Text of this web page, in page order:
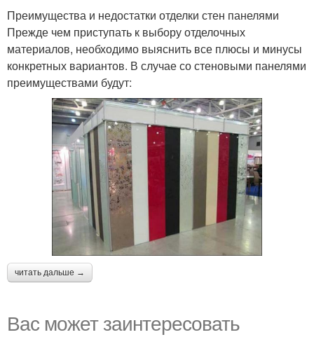
Преимущества и недостатки отделки стен панелями
Прежде чем приступать к выбору отделочных
материалов, необходимо выяснить все плюсы и минусы
конкретных вариантов. В случае со стеновыми панелями
преимуществами будут:
читать дальше →
Вас может заинтересовать